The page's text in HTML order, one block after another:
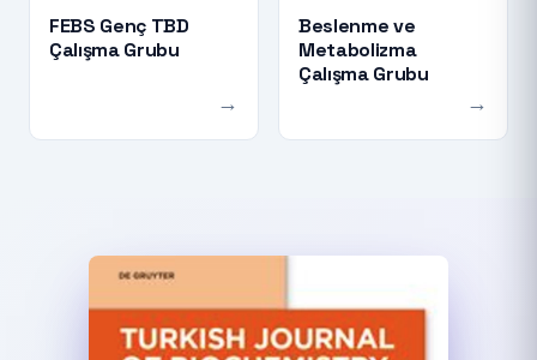
FEBS Genç TBD
Çalışma Grubu
→
Beslenme ve
Metabolizma
Çalışma Grubu
→